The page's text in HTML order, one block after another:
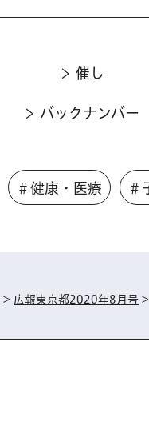
催し
バックナンバー
＃健康・医療 ＃
> 広報東京都2020年8月号